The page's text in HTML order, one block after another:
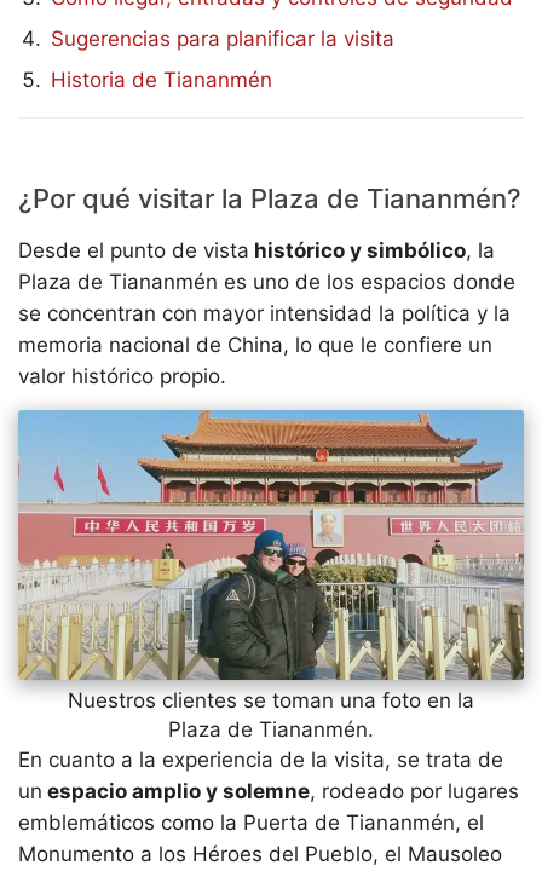
Sugerencias para planificar la visita
Historia de Tiananmén
¿Por qué visitar la Plaza de Tiananmén?
Desde el punto de vista histórico y simbólico, la
Plaza de Tiananmén es uno de los espacios donde
se concentran con mayor intensidad la política y la
memoria nacional de China, lo que le confiere un
valor histórico propio.
Nuestros clientes se toman una foto en la
Plaza de Tiananmén.
En cuanto a la experiencia de la visita, se trata de
un espacio amplio y solemne, rodeado por lugares
emblemáticos como la Puerta de Tiananmén, el
Monumento a los Héroes del Pueblo, el Mausoleo